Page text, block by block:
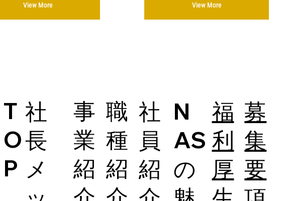
View More View More
T
O
P
社
長
メ
事
業
紹
職
種
紹
社
員
紹
N
AS
の
福
利
厚
募
集
要